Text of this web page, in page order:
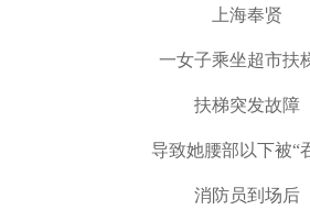
上海奉贤
一女子乘坐超市扶
扶梯突发故障
导致她腰部以下被“
消防员到场后